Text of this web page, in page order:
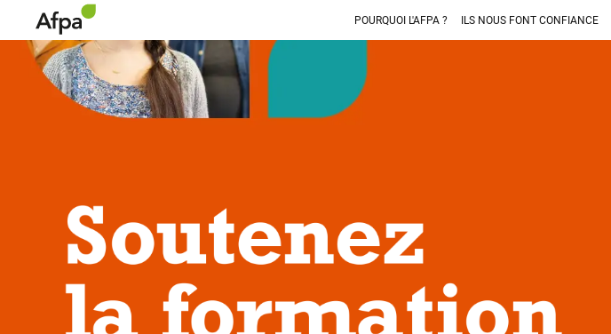
POURQUOI L'AFPA ? ILS NOUS FONT CONFIANCE